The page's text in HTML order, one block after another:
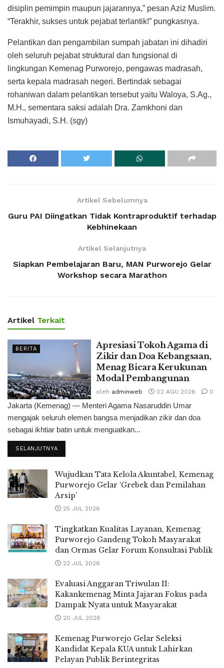
disiplin pemimpin maupun jajarannya,” pesan Aziz Muslim.
“Terakhir, sukses untuk pejabat terlantik!” pungkasnya.
Pelantikan dan pengambilan sumpah jabatan ini dihadiri
oleh seluruh pejabat struktural dan fungsional di
lingkungan Kemenag Purworejo, pengawas madrasah,
serta kepala madrasah negeri. Bertindak sebagai
rohaniwan dalam pelantikan tersebut yaitu Waloya, S.Ag.,
M.H., sementara saksi adalah Dra. Zamkhoni dan
Ismuhayadi, S.H. (sgy)
Artikel Sebelumnya
Guru PAI Diingatkan Tidak Kontraproduktif terhadap
Kebhinekaan
Artikel Selanjutnya
Siapkan Pembelajaran Baru, MAN Purworejo Gelar
Workshop secara Marathon
Artikel Terkait
BERITA
Apresiasi Tokoh Agama di
Zikir dan Doa Kebangsaan,
Menag Bicara Kerukunan
Modal Pembangunan
oleh adminweb 02 AGU 2026 0
Jakarta (Kemenag) — Menteri Agama Nasaruddin Umar
mengajak seluruh elemen bangsa menjadikan zikir dan doa
sebagai ikhtiar batin untuk menguatkan...
SELANJUTNYA
Wujudkan Tata Kelola Akuntabel, Kemenag
Purworejo Gelar ‘Grebek dan Pemilahan
Arsip’
25 JUL 2026
Tingkatkan Kualitas Layanan, Kemenag
Purworejo Gandeng Tokoh Masyarakat
dan Ormas Gelar Forum Konsultasi Publik
22 JUL 2026
Evaluasi Anggaran Triwulan II:
Kakankemenag Minta Jajaran Fokus pada
Dampak Nyata untuk Masyarakat
20 JUL 2026
Kemenag Purworejo Gelar Seleksi
Kandidat Kepala KUA untuk Lahirkan
Pelayan Publik Berintegritas